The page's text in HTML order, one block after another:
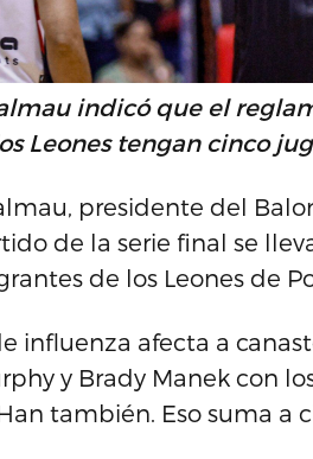
indicó que el
Leones tengan cinco
presidente del
de la serie final se
de los Leones de
influenza afecta a
y Brady Manek con
también. Eso suma a